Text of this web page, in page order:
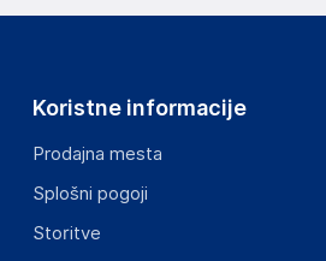
(naziv, naslov, državo in
253-261 HENNESSY
Koristne informacije
Prodajna mesta
Splošni pogoji
Storitve